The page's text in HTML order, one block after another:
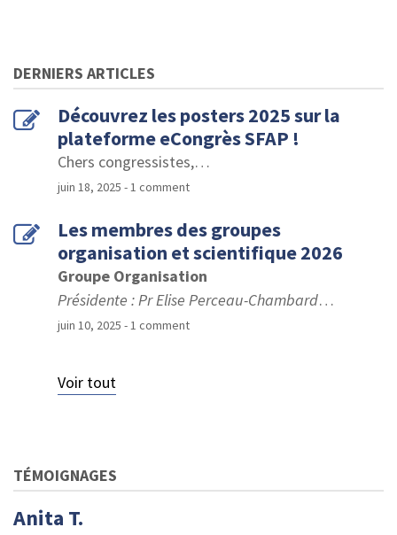
DERNIERS ARTICLES
Découvrez les posters 2025 sur la
plateforme eCongrès SFAP !
Chers congressistes,…
juin 18, 2025 - 1 comment
Les membres des groupes
organisation et scientifique 2026
Groupe Organisation
Présidente : Pr Elise Perceau-Chambard…
juin 10, 2025 - 1 comment
Voir tout
TÉMOIGNAGES
Anita T.